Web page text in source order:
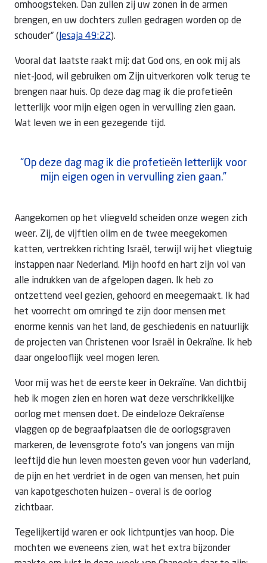
omhoogsteken. Dan zullen zij uw zonen in de armen
brengen, en uw dochters zullen gedragen worden op de
schouder” ( Jesaja 49:22).
Vooral dat laatste raakt mij: dat God ons, en ook mij als
niet-Jood, wil gebruiken om Zijn uitverkoren volk terug te
brengen naar huis. Op deze dag mag ik die profetieën
letterlijk voor mijn eigen ogen in vervulling zien gaan.
Wat leven we in een gezegende tijd.
“Op deze dag mag ik die profetieën letterlijk voor
mijn eigen ogen in vervulling zien gaan.”
Aangekomen op het vliegveld scheiden onze wegen zich
weer. Zij, de vijftien olim en de twee meegekomen
katten, vertrekken richting Israël, terwijl wij het vliegtuig
instappen naar Nederland. Mijn hoofd en hart zijn vol van
alle indrukken van de afgelopen dagen. Ik heb zo
ontzettend veel gezien, gehoord en meegemaakt. Ik had
het voorrecht om omringd te zijn door mensen met
enorme kennis van het land, de geschiedenis en natuurlijk
de projecten van Christenen voor Israël in Oekraïne. Ik heb
daar ongelooflijk veel mogen leren.
Voor mij was het de eerste keer in Oekraïne. Van dichtbij
heb ik mogen zien en horen wat deze verschrikkelijke
oorlog met mensen doet. De eindeloze Oekraïense
vlaggen op de begraafplaatsen die de oorlogsgraven
markeren, de levensgrote foto’s van jongens van mijn
leeftijd die hun leven moesten geven voor hun vaderland,
de pijn en het verdriet in de ogen van mensen, het puin
van kapotgeschoten huizen – overal is de oorlog
zichtbaar.
Tegelijkertijd waren er ook lichtpuntjes van hoop. Die
mochten we eveneens zien, wat het extra bijzonder